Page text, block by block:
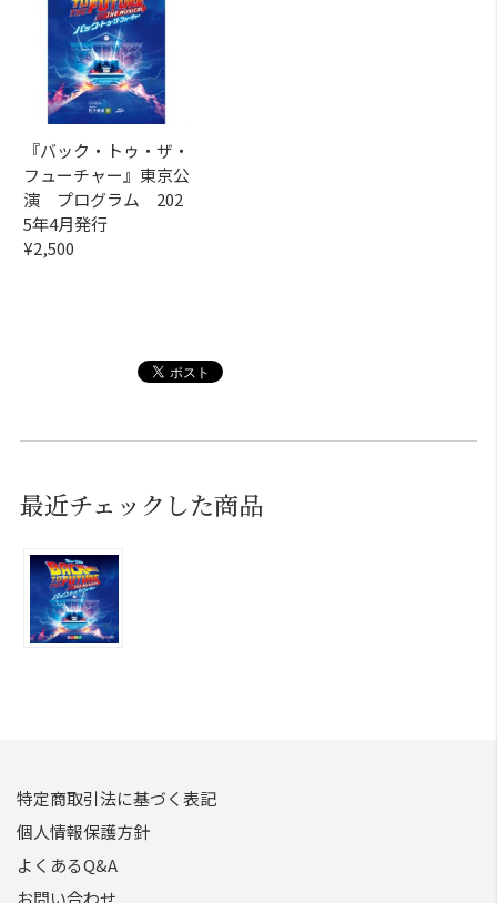
『バック・トゥ・ザ・
フューチャー』東京公
演 プログラム 202
5年4月発行
¥2,500
最近チェックした商品
特定商取引法に基づく表記
個人情報保護方針
よくあるQ&A
お問い合わせ